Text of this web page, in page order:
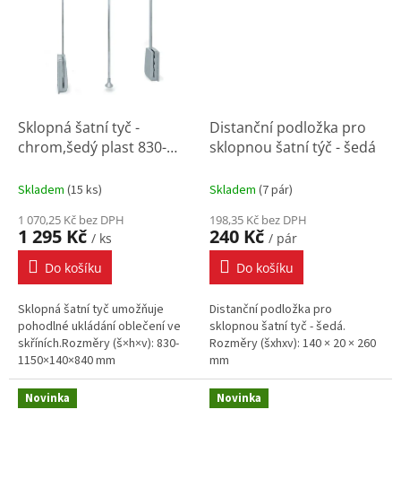
Sklopná šatní tyč -
chrom,šedý plast 830-
Skladem (15 ks)
1 070,25 Kč bez DPH
1 295 Kč / ks
Do košíku
Sklopná šatní tyč umožňuje
pohodlné ukládání oblečení ve
skříních.Rozměry (š×h×v): 830-
1150×140×840 mm
Distanční podložka pro
sklopnou šatní týč - šedá
Skladem (7 pár)
198,35 Kč bez DPH
240 Kč / pár
Do košíku
Distanční podložka pro
sklopnou šatní tyč - šedá.
Rozměry (šxhxv): 140 × 20 × 260
mm
Novinka Novinka